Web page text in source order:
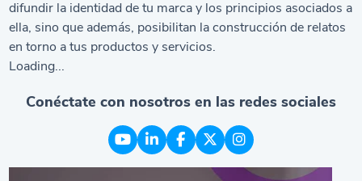
difundir la identidad de tu marca y los principios asociados a
ella, sino que además, posibilitan la construcción de relatos
en torno a tus productos y servicios.
Loading...
Conéctate con nosotros en las redes sociales